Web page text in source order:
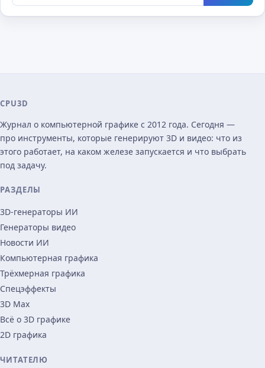
CPU3D
Журнал о компьютерной графике с 2012 года. Сегодня —
про инструменты, которые генерируют 3D и видео: что из
этого работает, на каком железе запускается и что выбрать
под задачу.
РАЗДЕЛЫ
3D-генераторы ИИ
Генераторы видео
Новости ИИ
Компьютерная графика
Трёхмерная графика
Спецэффекты
3D Max
Всё о 3D графике
2D графика
ЧИТАТЕЛЮ